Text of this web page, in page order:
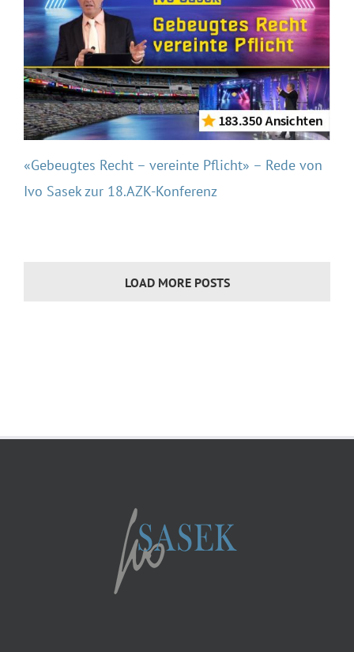
«Gebeugtes Recht – vereinte Pflicht» – Rede von
Ivo Sasek zur 18.AZK-Konferenz
LOAD MORE POSTS